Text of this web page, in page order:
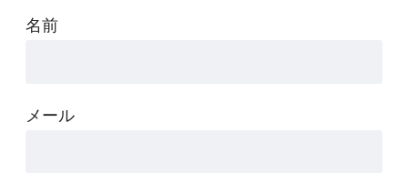
名前
メール